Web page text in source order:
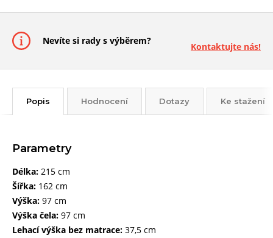
Nevíte si rady s výběrem?
Kontaktujte nás!
Popis Hodnocení Dotazy Ke stažení
Parametry
Délka: 215 cm
Šířka: 162 cm
Výška: 97 cm
Výška čela: 97 cm
Lehací výška bez matrace: 37,5 cm